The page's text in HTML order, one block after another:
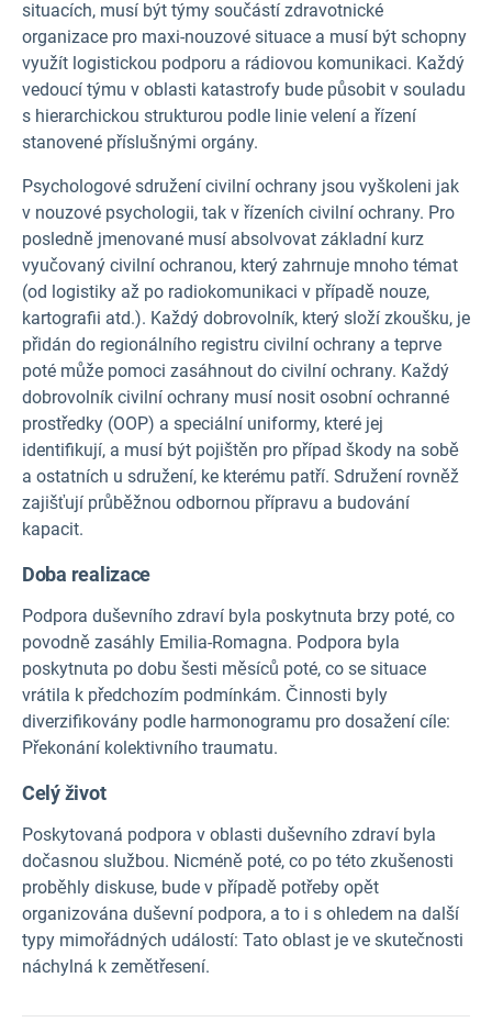
situacích, musí být týmy součástí zdravotnické
organizace pro maxi-nouzové situace a musí být schopny
využít logistickou podporu a rádiovou komunikaci. Každý
vedoucí týmu v oblasti katastrofy bude působit v souladu
s hierarchickou strukturou podle linie velení a řízení
stanovené příslušnými orgány.
Psychologové sdružení civilní ochrany jsou vyškoleni jak
v nouzové psychologii, tak v řízeních civilní ochrany. Pro
posledně jmenované musí absolvovat základní kurz
vyučovaný civilní ochranou, který zahrnuje mnoho témat
(od logistiky až po radiokomunikaci v případě nouze,
kartografii atd.). Každý dobrovolník, který složí zkoušku, je
přidán do regionálního registru civilní ochrany a teprve
poté může pomoci zasáhnout do civilní ochrany. Každý
dobrovolník civilní ochrany musí nosit osobní ochranné
prostředky (OOP) a speciální uniformy, které jej
identifikují, a musí být pojištěn pro případ škody na sobě
a ostatních u sdružení, ke kterému patří. Sdružení rovněž
zajišťují průběžnou odbornou přípravu a budování
kapacit.
Doba realizace
Podpora duševního zdraví byla poskytnuta brzy poté, co
povodně zasáhly Emilia-Romagna. Podpora byla
poskytnuta po dobu šesti měsíců poté, co se situace
vrátila k předchozím podmínkám. Činnosti byly
diverzifikovány podle harmonogramu pro dosažení cíle:
Překonání kolektivního traumatu.
Celý život
Poskytovaná podpora v oblasti duševního zdraví byla
dočasnou službou. Nicméně poté, co po této zkušenosti
proběhly diskuse, bude v případě potřeby opět
organizována duševní podpora, a to i s ohledem na další
typy mimořádných událostí: Tato oblast je ve skutečnosti
náchylná k zemětřesení.